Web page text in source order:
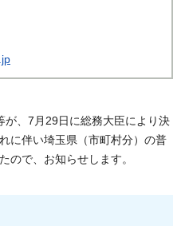
、7月29日に総務大臣により決
に伴い埼玉県（市町村分）の普
ので、お知らせします。